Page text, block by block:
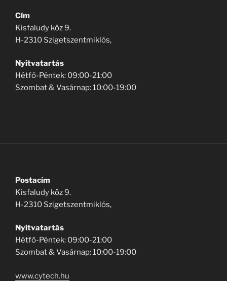
Cím
Kisfaludy köz 9.
H-2310 Szigetszentmiklós,
Nyitvatartás
Hétfő-Péntek: 09:00-21:00
Szombat & Vasárnap: 10:00-19:00
Postacím
Kisfaludy köz 9.
H-2310 Szigetszentmiklós,
Nyitvatartás
Hétfő-Péntek: 09:00-21:00
Szombat & Vasárnap: 10:00-19:00
www.cytech.hu